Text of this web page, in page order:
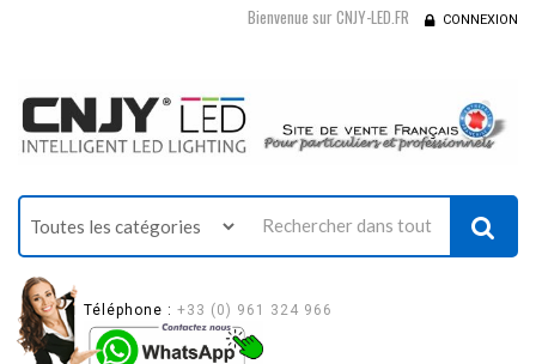
Bienvenue sur CNJY-LED.FR CONNEXION
Téléphone : +33 (0) 961 324 966